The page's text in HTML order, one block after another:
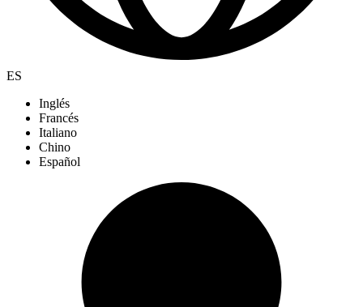
ES
Inglés
Francés
Italiano
Chino
Español